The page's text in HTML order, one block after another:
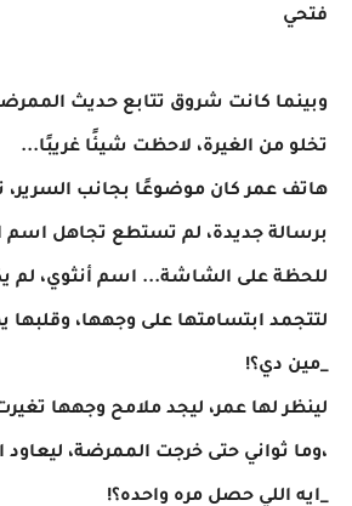
فتحي
وبينما كانت شروق تتابع حديث
تخلو من الغيرة، لاحظت شيئًا غريبًا...
هاتف عمر كان موضوعًا بجانب
برسالة جديدة، لم تستطع تجاهل اسم
للحظة على الشاشة... اسم أنثوي، لم
لتتجمد ابتسامتها على وجهها،
_مين دي؟!
لينظر لها عمر، ليجد ملامح وجهها
،وما ثواني حتى خرجت الممرضة، ليعاود
_ايه اللي حصل مره واحده؟!